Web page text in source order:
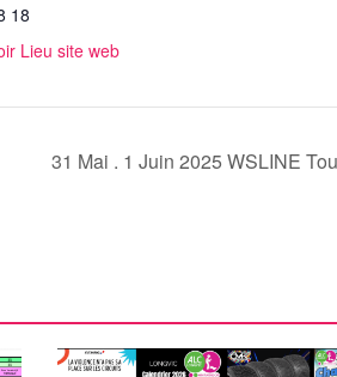
18
Lieu site web
31 Mai . 1 Juin 2025 WSLINE